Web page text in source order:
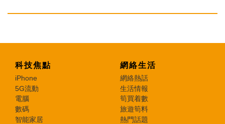
科技焦點
iPhone
5G流動
電腦
數碼
智能家居
網絡生活
網絡熱話
生活情報
筍買着數
旅遊筍料
熱門話題